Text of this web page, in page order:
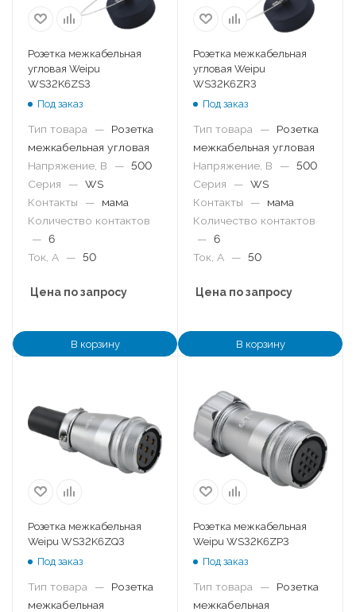
Розетка межкабельная
угловая Weipu
WS32K6ZS3
Под заказ
Тип товара —
Розетка
межкабельная угловая
Напряжение, В
— 500
Серия
— WS
Контакты
—
мама
Количество контактов
— 6
Ток, А
— 50
Цена по запросу
В корзину
Розетка межкабельная
угловая Weipu
WS32K6ZR3
Под заказ
Тип товара —
Розетка
межкабельная угловая
Напряжение, В
— 500
Серия
— WS
Контакты
—
мама
Количество контактов
— 6
Ток, А
— 50
Цена по запросу
В корзину
Розетка межкабельная
Weipu WS32K6ZQ3
Под заказ
Тип товара —
Розетка
межкабельная
Розетка межкабельная
Weipu WS32K6ZP3
Под заказ
Тип товара —
Розетка
межкабельная